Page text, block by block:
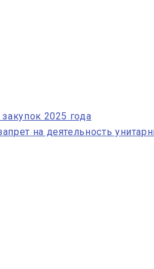
2025 года
на деятельность